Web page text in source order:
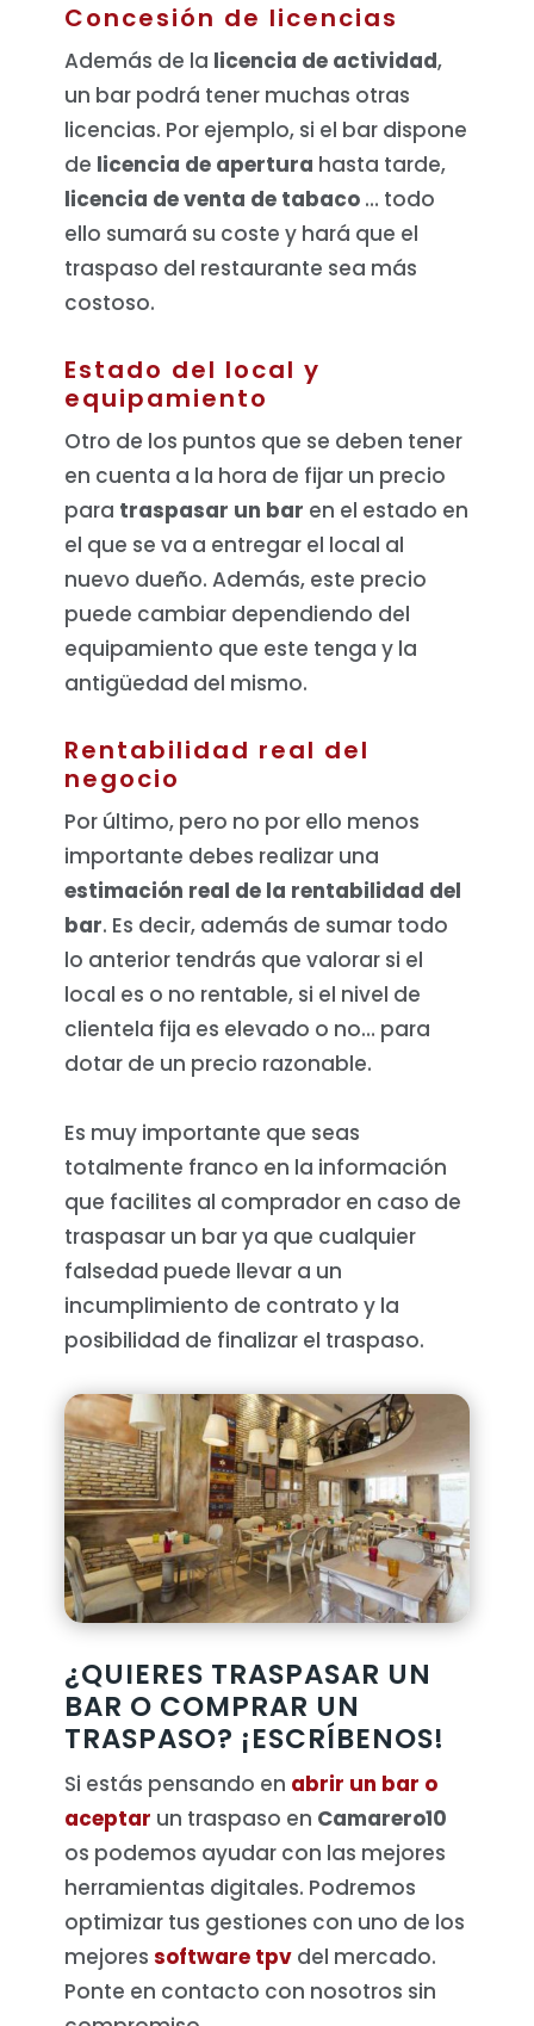
Concesión de licencias
Además de la licencia de actividad,
un bar podrá tener muchas otras
licencias. Por ejemplo, si el bar dispone
de licencia de apertura hasta tarde,
licencia de venta de tabaco… todo
ello sumará su coste y hará que el
traspaso del restaurante sea más
costoso.
Estado del local y
equipamiento
Otro de los puntos que se deben tener
en cuenta a la hora de fijar un precio
para traspasar un bar en el estado en
el que se va a entregar el local al
nuevo dueño. Además, este precio
puede cambiar dependiendo del
equipamiento que este tenga y la
antigüedad del mismo.
Rentabilidad real del
negocio
Por último, pero no por ello menos
importante debes realizar una
estimación real de la rentabilidad del
bar. Es decir, además de sumar todo
lo anterior tendrás que valorar si el
local es o no rentable, si el nivel de
clientela fija es elevado o no… para
dotar de un precio razonable.
Es muy importante que seas
totalmente franco en la información
que facilites al comprador en caso de
traspasar un bar ya que cualquier
falsedad puede llevar a un
incumplimiento de contrato y la
posibilidad de finalizar el traspaso.
¿QUIERES TRASPASAR UN
BAR O COMPRAR UN
TRASPASO? ¡ESCRÍBENOS!
Si estás pensando en abrir un bar o
aceptar un traspaso en Camarero10
os podemos ayudar con las mejores
herramientas digitales. Podremos
optimizar tus gestiones con uno de los
mejores software tpvdel mercado.
Ponte en contacto con nosotros sin